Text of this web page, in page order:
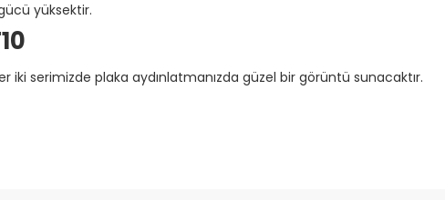
yüksektir.
iki serimizde plaka aydınlatmanızda güzel bir görüntü sunacaktır.